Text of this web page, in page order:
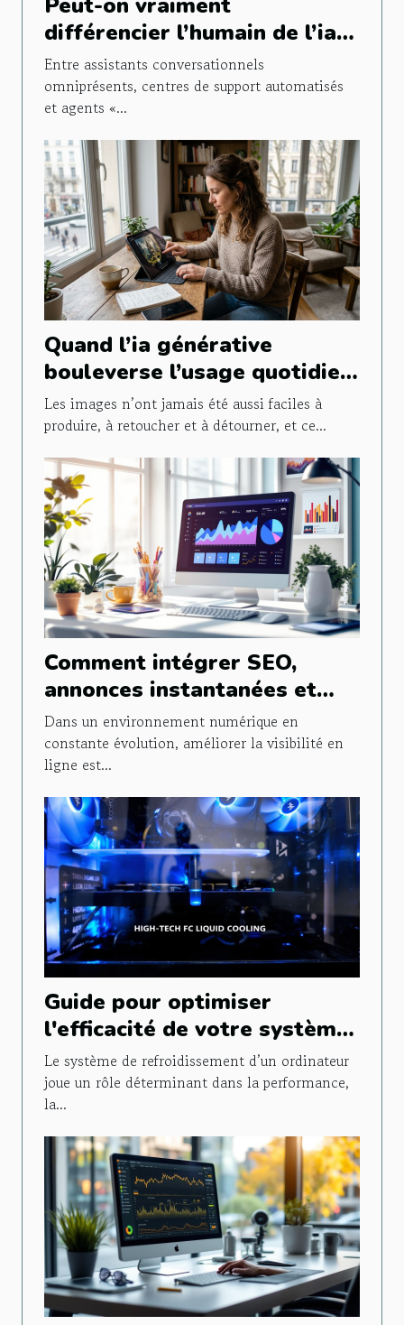
différencier l’humain de l’ia
lors d’un chat en ligne ?
Entre assistants conversationnels
omniprésents, centres de support automatisés
et agents «...
Quand l’ia générative
bouleverse l’usage quotidien
de l’image
Les images n’ont jamais été aussi faciles à
produire, à retoucher et à détourner, et ce...
Comment intégrer SEO,
annonces instantanées et
publicités sociales pour
maximiser votre visibilité ?
Dans un environnement numérique en
constante évolution, améliorer la visibilité en
ligne est...
Guide pour optimiser
l'efficacité de votre système
de refroidissement PC
Le système de refroidissement d’un ordinateur
joue un rôle déterminant dans la performance,
la...